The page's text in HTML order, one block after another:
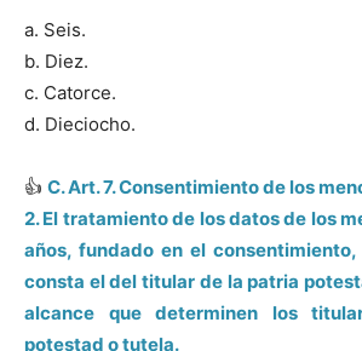
a. Seis.
b. Diez.
c. Catorce.
d. Dieciocho.
👍 C. Art. 7. Consentimiento de los
2. El tratamiento de los datos de los
años, fundado en el
consta el del titular de la patria
alcance que determinen los
potestad o tutela.